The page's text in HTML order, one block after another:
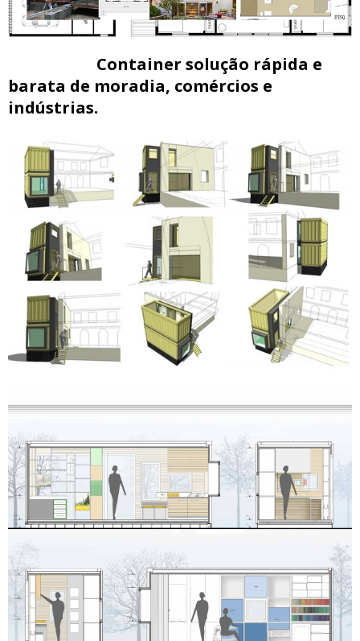
Container solução rápida e
barata de moradia, comércios e
indústrias.